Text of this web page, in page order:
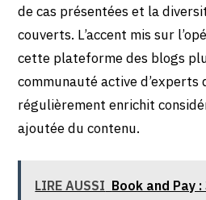
de cas présentées et la
couverts. L’accent mis sur
cette plateforme des blogs
communauté active d’experts
régulièrement enrichit
ajoutée du contenu.
LIRE AUSSI Book and Pay